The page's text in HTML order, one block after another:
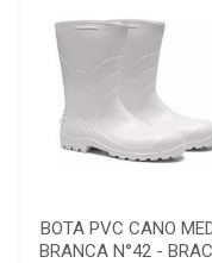
BOTA PVC CANO
BRANCA N°42 -